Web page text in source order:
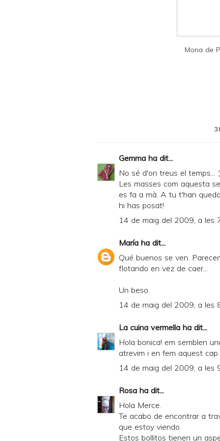
F
Mona de
Gemma ha dit...
No sé d'on treus el temps... :)
Les masses com aquesta
es fa a mà. A tu t'han
hi has posat!
14 de maig del 2009, a les
María ha dit...
Qué buenos se ven.
flotando en vez de caer...
Un beso.
14 de maig del 2009, a les
La cuina vermella ha dit...
Hola bonica! em semblen
atrevim i en fem aquest
14 de maig del 2009, a les
Rosa ha dit...
Hola Merce.
Te acabo de encontrar a
que estoy viendo.
Estos bollitos tienen un